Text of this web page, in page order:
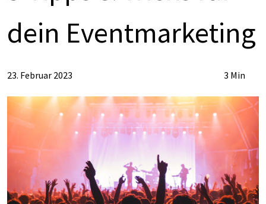
dein Event­mar­ke­ting
23. Februar 2023 3 Min